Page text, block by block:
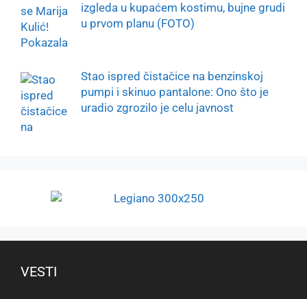
izgleda u kupaćem kostimu, bujne grudi
u prvom planu (FOTO)
Stao ispred čistačice na benzinskoj
pumpi i skinuo pantalone: Ono što je
uradio zgrozilo je celu javnost
VESTI